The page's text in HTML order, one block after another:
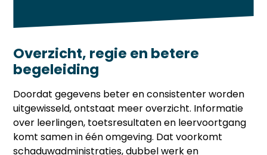
Overzicht, regie en betere
begeleiding
Doordat gegevens beter en consistenter worden
uitgewisseld, ontstaat meer overzicht. Informatie
over leerlingen, toetsresultaten en leervoortgang
komt samen in één omgeving. Dat voorkomt
schaduwadministraties, dubbel werk en